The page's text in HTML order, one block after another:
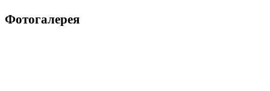
Фотогалерея